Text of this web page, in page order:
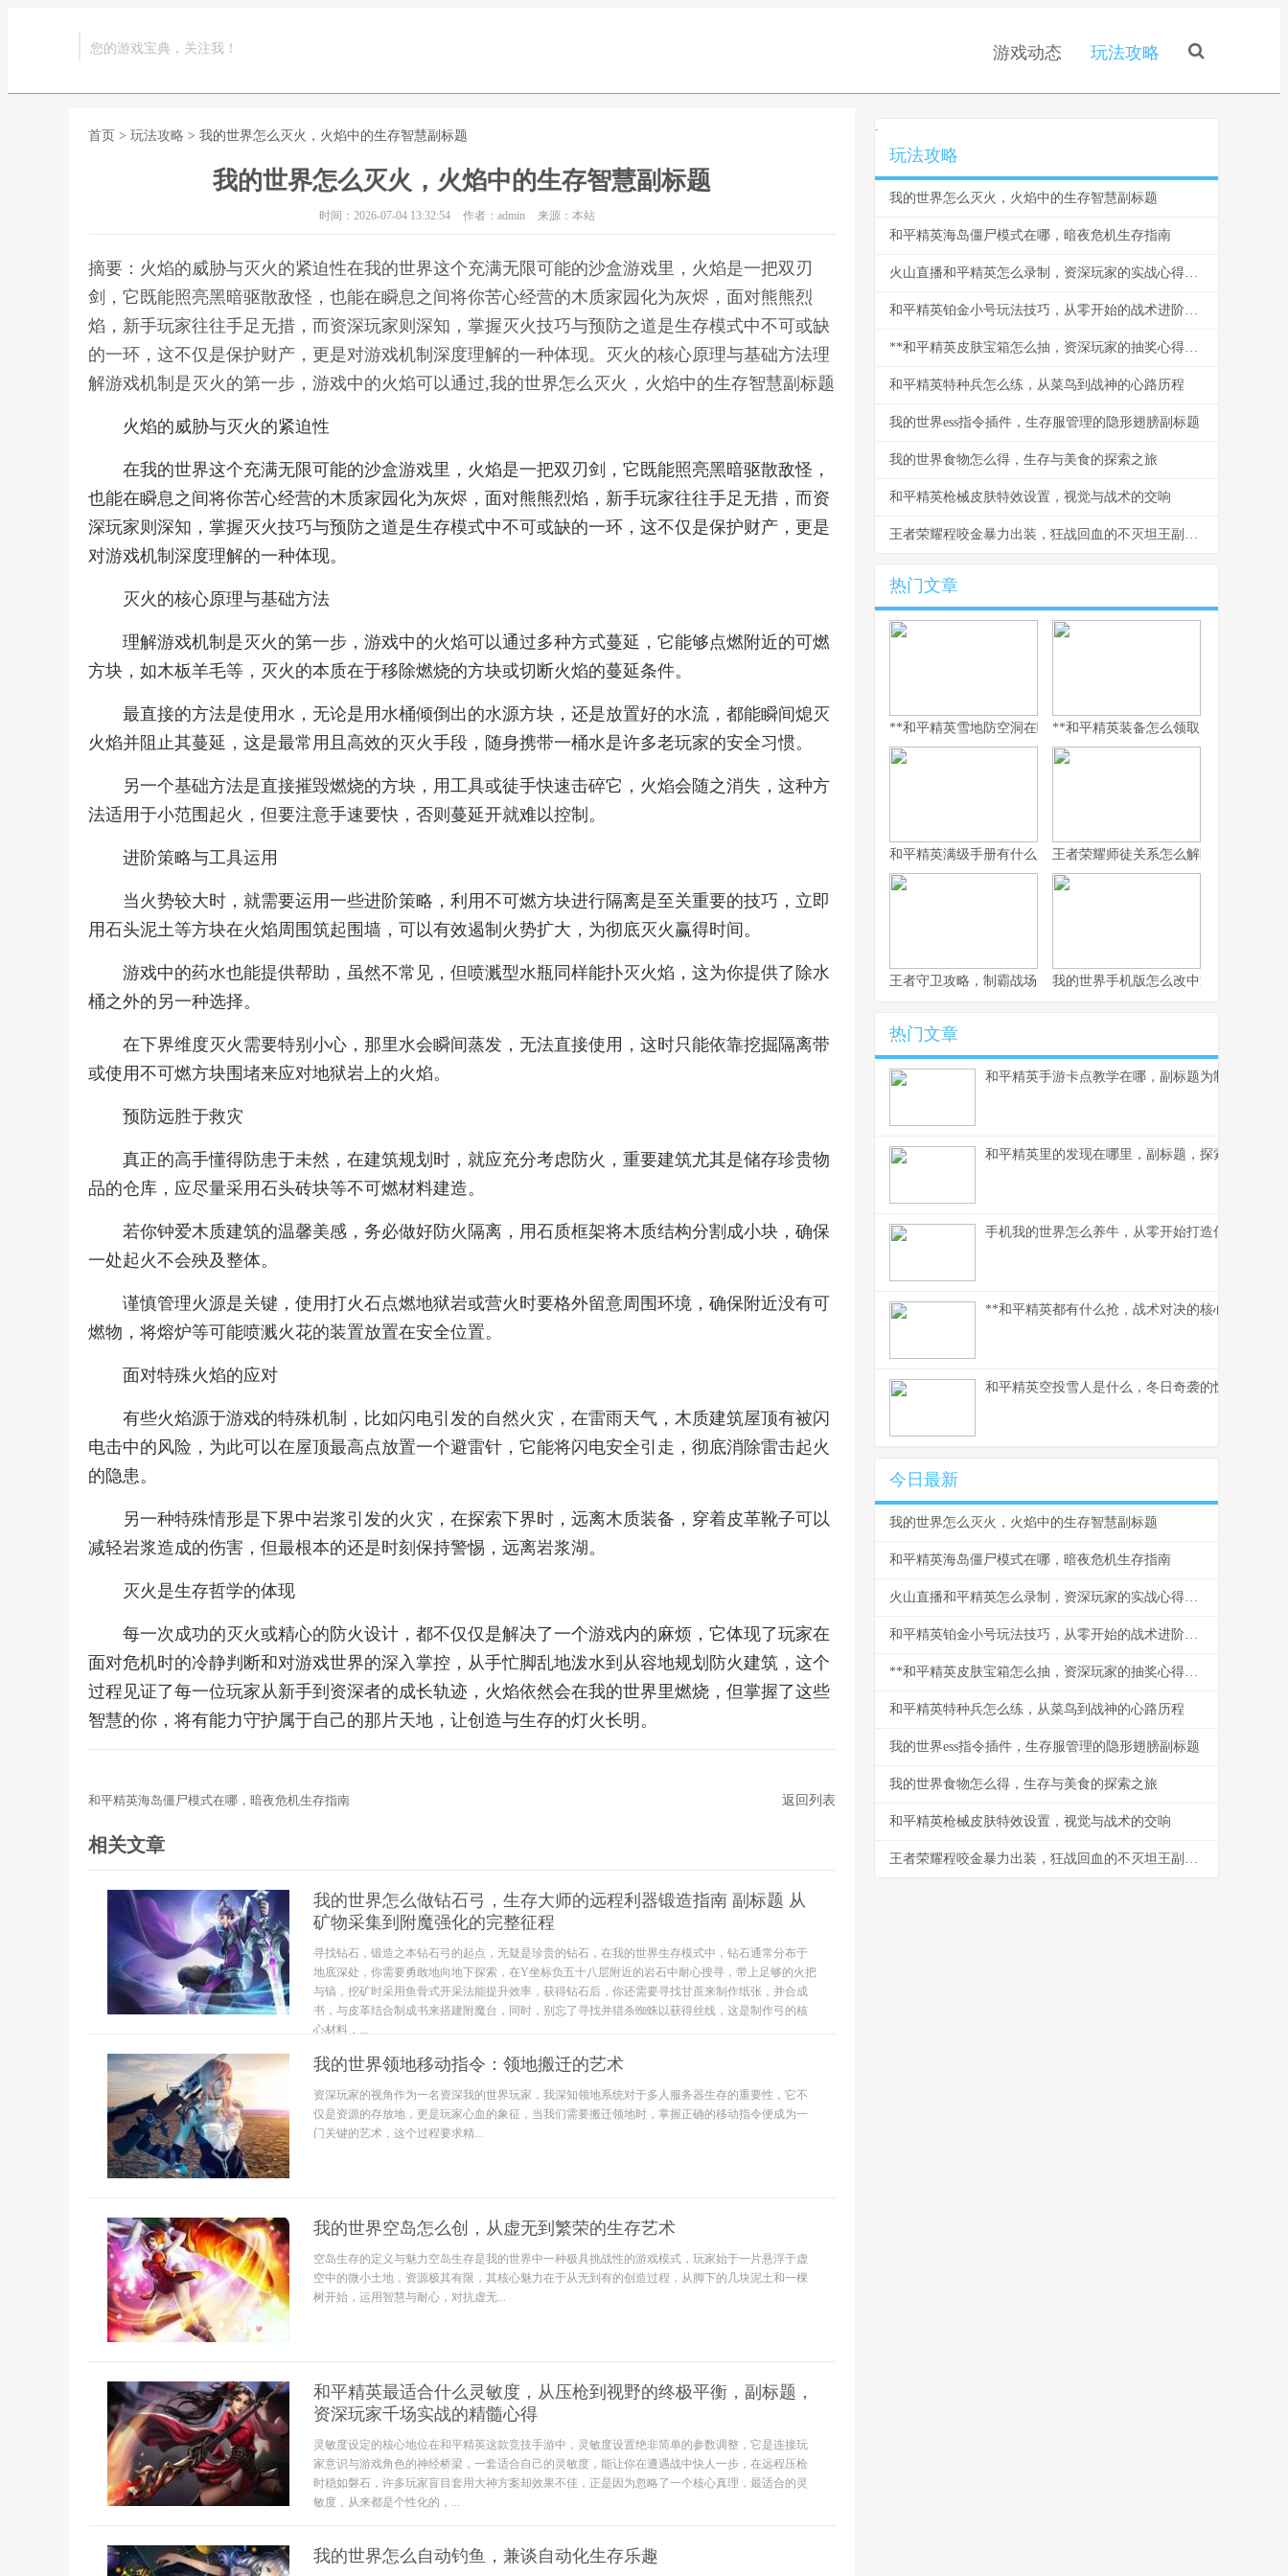
您的游戏宝典，关注我！ 游戏动态 玩法攻略
首页 > 玩法攻略 > 我的世界怎么灭火，火焰中的生存智慧副标题
我的世界怎么灭火，火焰中的生存智慧副标题
时间：2026-07-04 13:32:54 作者：admin 来源：本站
摘要：火焰的威胁与灭火的紧迫性在我的世界这个充满无限可能的沙盒游戏里，火焰是一把双刃
剑，它既能照亮黑暗驱散敌怪，也能在瞬息之间将你苦心经营的木质家园化为灰烬，面对熊熊烈
焰，新手玩家往往手足无措，而资深玩家则深知，掌握灭火技巧与预防之道是生存模式中不可或缺
的一环，这不仅是保护财产，更是对游戏机制深度理解的一种体现。灭火的核心原理与基础方法理
解游戏机制是灭火的第一步，游戏中的火焰可以通过,我的世界怎么灭火，火焰中的生存智慧副标题
火焰的威胁与灭火的紧迫性
在我的世界这个充满无限可能的沙盒游戏里，火焰是一把双刃剑，它既能照亮黑暗驱散敌怪，
也能在瞬息之间将你苦心经营的木质家园化为灰烬，面对熊熊烈焰，新手玩家往往手足无措，而资
深玩家则深知，掌握灭火技巧与预防之道是生存模式中不可或缺的一环，这不仅是保护财产，更是
对游戏机制深度理解的一种体现。
灭火的核心原理与基础方法
理解游戏机制是灭火的第一步，游戏中的火焰可以通过多种方式蔓延，它能够点燃附近的可燃
方块，如木板羊毛等，灭火的本质在于移除燃烧的方块或切断火焰的蔓延条件。
最直接的方法是使用水，无论是用水桶倾倒出的水源方块，还是放置好的水流，都能瞬间熄灭
火焰并阻止其蔓延，这是最常用且高效的灭火手段，随身携带一桶水是许多老玩家的安全习惯。
另一个基础方法是直接摧毁燃烧的方块，用工具或徒手快速击碎它，火焰会随之消失，这种方
法适用于小范围起火，但要注意手速要快，否则蔓延开就难以控制。
进阶策略与工具运用
当火势较大时，就需要运用一些进阶策略，利用不可燃方块进行隔离是至关重要的技巧，立即
用石头泥土等方块在火焰周围筑起围墙，可以有效遏制火势扩大，为彻底灭火赢得时间。
游戏中的药水也能提供帮助，虽然不常见，但喷溅型水瓶同样能扑灭火焰，这为你提供了除水
桶之外的另一种选择。
在下界维度灭火需要特别小心，那里水会瞬间蒸发，无法直接使用，这时只能依靠挖掘隔离带
或使用不可燃方块围堵来应对地狱岩上的火焰。
预防远胜于救灾
真正的高手懂得防患于未然，在建筑规划时，就应充分考虑防火，重要建筑尤其是储存珍贵物
品的仓库，应尽量采用石头砖块等不可燃材料建造。
若你钟爱木质建筑的温馨美感，务必做好防火隔离，用石质框架将木质结构分割成小块，确保
一处起火不会殃及整体。
谨慎管理火源是关键，使用打火石点燃地狱岩或营火时要格外留意周围环境，确保附近没有可
燃物，将熔炉等可能喷溅火花的装置放置在安全位置。
面对特殊火焰的应对
有些火焰源于游戏的特殊机制，比如闪电引发的自然火灾，在雷雨天气，木质建筑屋顶有被闪
电击中的风险，为此可以在屋顶最高点放置一个避雷针，它能将闪电安全引走，彻底消除雷击起火
的隐患。
另一种特殊情形是下界中岩浆引发的火灾，在探索下界时，远离木质装备，穿着皮革靴子可以
减轻岩浆造成的伤害，但最根本的还是时刻保持警惕，远离岩浆湖。
灭火是生存哲学的体现
每一次成功的灭火或精心的防火设计，都不仅仅是解决了一个游戏内的麻烦，它体现了玩家在
面对危机时的冷静判断和对游戏世界的深入掌控，从手忙脚乱地泼水到从容地规划防火建筑，这个
过程见证了每一位玩家从新手到资深者的成长轨迹，火焰依然会在我的世界里燃烧，但掌握了这些
智慧的你，将有能力守护属于自己的那片天地，让创造与生存的灯火长明。
和平精英海岛僵尸模式在哪，暗夜危机生存指南 返回列表
相关文章
我的世界怎么做钻石弓，生存大师的远程利器锻造指南 副标题 从
矿物采集到附魔强化的完整征程
寻找钻石，锻造之本钻石弓的起点，无疑是珍贵的钻石，在我的世界生存模式中，钻石通常分布于
地底深处，你需要勇敢地向地下探索，在Y坐标负五十八层附近的岩石中耐心搜寻，带上足够的火把
与镐，挖矿时采用鱼骨式开采法能提升效率，获得钻石后，你还需要寻找甘蔗来制作纸张，并合成
书，与皮革结合制成书来搭建附魔台，同时，别忘了寻找并猎杀蜘蛛以获得丝线，这是制作弓的核
心材料，...
我的世界领地移动指令：领地搬迁的艺术
资深玩家的视角作为一名资深我的世界玩家，我深知领地系统对于多人服务器生存的重要性，它不
仅是资源的存放地，更是玩家心血的象征，当我们需要搬迁领地时，掌握正确的移动指令便成为一
门关键的艺术，这个过程要求精...
我的世界空岛怎么创，从虚无到繁荣的生存艺术
空岛生存的定义与魅力空岛生存是我的世界中一种极具挑战性的游戏模式，玩家始于一片悬浮于虚
空中的微小土地，资源极其有限，其核心魅力在于从无到有的创造过程，从脚下的几块泥土和一棵
树开始，运用智慧与耐心，对抗虚无...
和平精英最适合什么灵敏度，从压枪到视野的终极平衡，副标题，
资深玩家千场实战的精髓心得
灵敏度设定的核心地位在和平精英这款竞技手游中，灵敏度设置绝非简单的参数调整，它是连接玩
家意识与游戏角色的神经桥梁，一套适合自己的灵敏度，能让你在遭遇战中快人一步，在远程压枪
时稳如磐石，许多玩家盲目套用大神方案却效果不佳，正是因为忽略了一个核心真理，最适合的灵
敏度，从来都是个性化的，...
我的世界怎么自动钓鱼，兼谈自动化生存乐趣
.
玩法攻略
我的世界怎么灭火，火焰中的生存智慧副标题
和平精英海岛僵尸模式在哪，暗夜危机生存指南
火山直播和平精英怎么录制，资深玩家的实战心得分享
和平精英铂金小号玩法技巧，从零开始的战术进阶之路
**和平精英皮肤宝箱怎么抽，资深玩家的抽奖心得分享**
和平精英特种兵怎么练，从菜鸟到战神的心路历程
我的世界ess指令插件，生存服管理的隐形翅膀副标题
我的世界食物怎么得，生存与美食的探索之旅
和平精英枪械皮肤特效设置，视觉与战术的交响
王者荣耀程咬金暴力出装，狂战回血的不灭坦王副标题
热门文章
**和平精英雪地防空洞在哪里，副标题，冰封秘境与战术宝库探寻
**和平精英装备怎么领取，资深玩家
和平精英满级手册有什么用，解锁巅峰体验的多维钥匙
王者荣耀师徒关系怎么解除，游戏情谊
王者守卫攻略，制霸战场的不败法则，副标题，资深玩家的战术精
我的世界手机版怎么改中文，一份玩家
热门文章
和平精英手游卡点教学在哪，副标题为制胜关键点
和平精英里的发现在哪里，副标题，探索游戏世界
手机我的世界怎么养牛，从零开始打造你的牧场帝
**和平精英都有什么抢，战术对决的核心武器库**
和平精英空投雪人是什么，冬日奇袭的惊喜彩蛋
今日最新
我的世界怎么灭火，火焰中的生存智慧副标题
和平精英海岛僵尸模式在哪，暗夜危机生存指南
火山直播和平精英怎么录制，资深玩家的实战心得分享
和平精英铂金小号玩法技巧，从零开始的战术进阶之路
**和平精英皮肤宝箱怎么抽，资深玩家的抽奖心得分享**
和平精英特种兵怎么练，从菜鸟到战神的心路历程
我的世界ess指令插件，生存服管理的隐形翅膀副标题
我的世界食物怎么得，生存与美食的探索之旅
和平精英枪械皮肤特效设置，视觉与战术的交响
王者荣耀程咬金暴力出装，狂战回血的不灭坦王副标题